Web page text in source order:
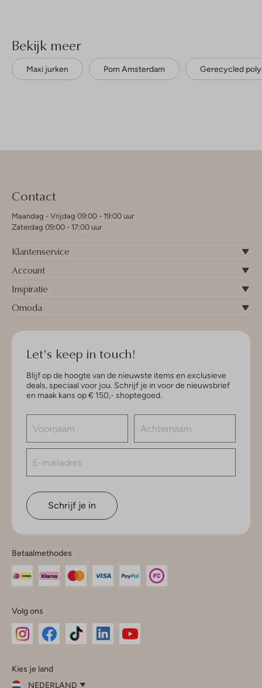
Bekijk meer
Maxi jurken Pom Amsterdam Gerecycled
Contact
Maandag - Vrijdag 09:00 - 19:00 uur
Zaterdag 09:00 - 17:00 uur
Klantenservice
Account
Inspiratie
Omoda
Let's keep in touch!
Blijf op de hoogte van de nieuwste items en exclusieve
deals, speciaal voor jou. Schrijf je in voor de nieuwsbrief
en maak kans op € 150,- shoptegoed.
Schrijf je in
Betaalmethodes
Volg ons
InstagramFacebook
Kies je land
NEDERLAND